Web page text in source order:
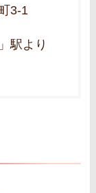
3-1
駅より